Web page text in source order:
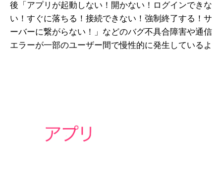
後「アプリが起動しない！開かない！ログインできな
い！すぐに落ちる！接続できない！強制終了する！サ
ーバーに繋がらない！」などのバグ不具合障害や通信
エラーが一部のユーザー間で慢性的に発生しているよ